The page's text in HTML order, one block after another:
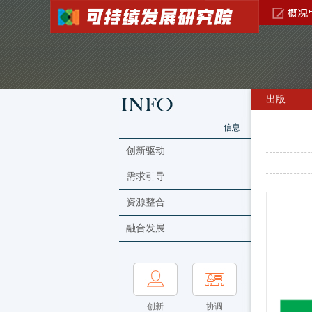
信息
创新驱动
需求引导
资源整合
融合发展
创新 协调
出版